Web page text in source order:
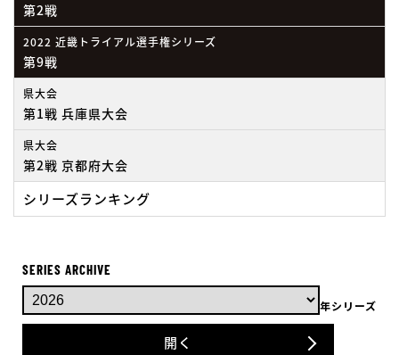
第2戦
2022 近畿トライアル選手権シリーズ
第9戦
県大会
第1戦 兵庫県大会
県大会
第2戦 京都府大会
シリーズランキング
SERIES ARCHIVE
年シリーズ
開く